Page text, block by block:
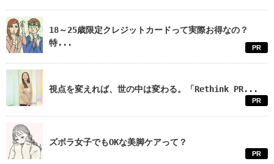
18～25歳限定クレジットカードって実際お得なの？
特...
PR
視点を変えれば、世の中は変わる。「Rethink PR...
PR
ズボラ女子でもOKな美脚ケアって？
PR